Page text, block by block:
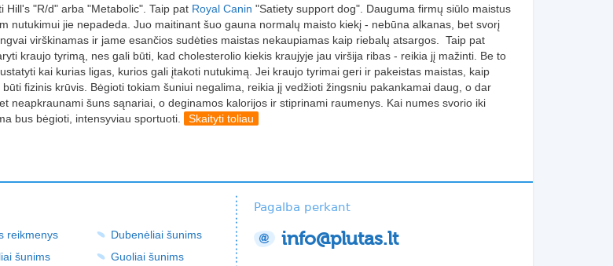
Hill's "R/d" arba "Metabolic". Taip pat Royal Canin "Satiety support dog". Dauguma firmų siūlo maistus
nutukimui jie nepadeda. Juo maitinant šuo gauna normalų maisto kiekį - nebūna alkanas, bet svorį
virškinamas ir jame esančios sudėties maistas nekaupiamas kaip riebalų atsargos. Taip pat
kraujo tyrimą, nes gali būti, kad cholesterolio kiekis kraujyje jau viršija ribas - reikia jį mažinti. Be to
kai kurias ligas, kurios gali įtakoti nutukimą. Jei kraujo tyrimai geri ir pakeistas maistas, kaip
fizinis krūvis. Bėgioti tokiam šuniui negalima, reikia jį vedžioti žingsniu pakankamai daug, o dar
neapkraunami šuns sąnariai, o deginamos kalorijos ir stiprinami raumenys. Kai numes svorio iki
bus bėgioti, intensyviau sportuoti.
Skaityti toliau
reikmenys
šunims
Dubenėliai šunims
Guoliai šunims
Pagalba perkant
info@plutas.lt